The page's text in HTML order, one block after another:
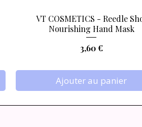
Aperçu rapide
VT COSMETICS - Reedle
Nourishing Hand Mask
Prix
3,60 €
Ajouter au panier